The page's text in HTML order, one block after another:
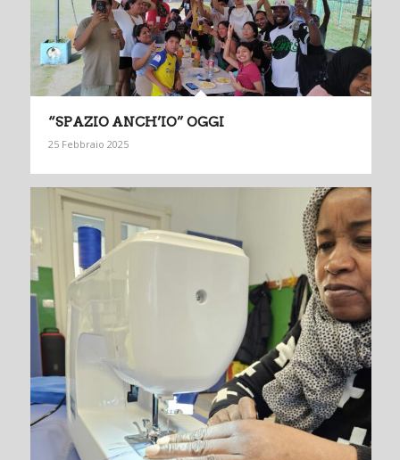
“SPAZIO ANCH’IO” OGGI
25 Febbraio 2025